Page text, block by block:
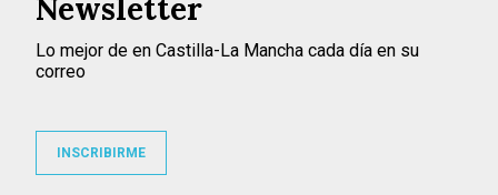
Newsletter
Lo mejor de en Castilla-La Mancha cada día en su
correo
INSCRIBIRME